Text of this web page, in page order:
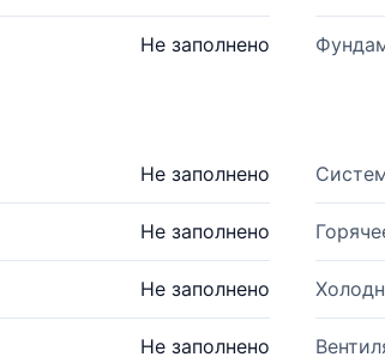
Не заполнено
Не заполнено
Не заполнено
Не заполнено
Не заполнено